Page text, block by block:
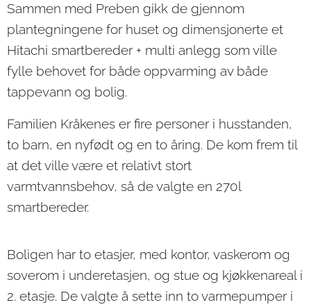
Sammen med Preben gikk de gjennom
plantegningene for huset og dimensjonerte et
Hitachi smartbereder + multi anlegg som ville
fylle behovet for både oppvarming av både
tappevann og bolig.
Familien Kråkenes er fire personer i husstanden,
to barn, en nyfødt og en to åring. De kom frem til
at det ville være et relativt stort
varmtvannsbehov, så de valgte en 270l
smartbereder.
Boligen har to etasjer, med kontor, vaskerom og
soverom i underetasjen, og stue og kjøkkenareal i
2. etasje. De valgte å sette inn to varmepumper i